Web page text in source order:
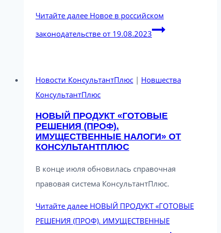
Читайте далее Новое в российском
законодательстве от 19.08.2023
Новости КонсультантПлюс | Новшества
КонсультантПлюс
НОВЫЙ ПРОДУКТ «ГОТОВЫЕ
РЕШЕНИЯ (ПРОФ).
ИМУЩЕСТВЕННЫЕ НАЛОГИ» ОТ
КОНСУЛЬТАНТПЛЮС
В конце июля обновилась справочная
правовая система КонсультантПлюс.
Читайте далее НОВЫЙ ПРОДУКТ «ГОТОВЫЕ
РЕШЕНИЯ (ПРОФ). ИМУЩЕСТВЕННЫЕ